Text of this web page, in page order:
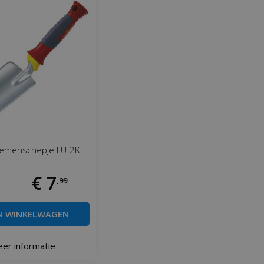
LU-2K
€ 7,99
informatie
WINKELWAGEN